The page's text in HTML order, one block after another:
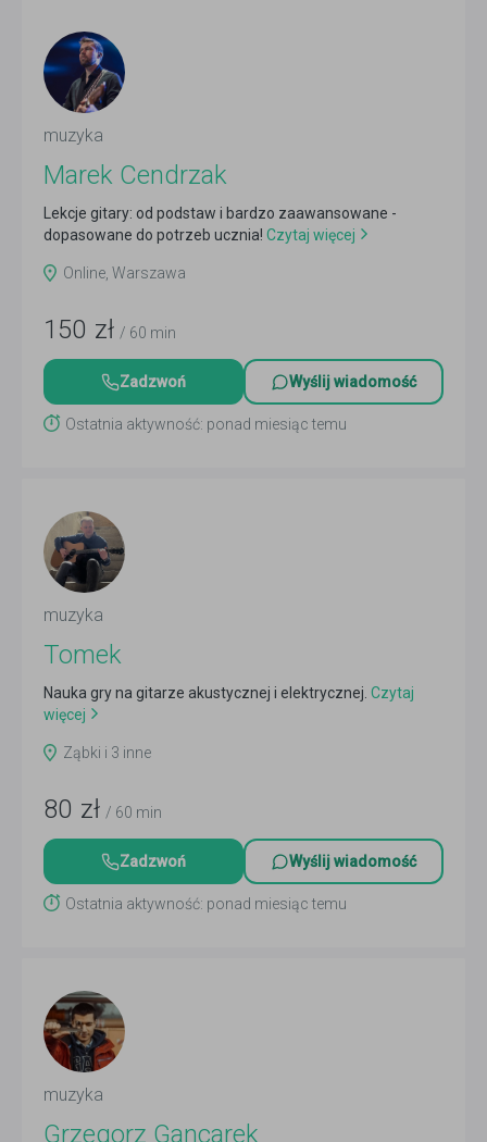
muzyka
Marek Cendrzak
Lekcje gitary: od podstaw i bardzo zaawansowane -
dopasowane do potrzeb ucznia! Czytaj więcej
Online, Warszawa
150 zł / 60 min
Zadzwoń Wyślij wiadomość
Ostatnia aktywność: ponad miesiąc temu
muzyka
Tomek
Nauka gry na gitarze akustycznej i elektrycznej. Czytaj
więcej
Ząbki i 3 inne
80 zł / 60 min
Zadzwoń Wyślij wiadomość
Ostatnia aktywność: ponad miesiąc temu
muzyka
Grzegorz Gancarek